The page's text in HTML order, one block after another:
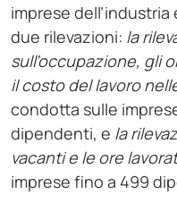
imprese dell’industria
due rilevazioni: la
sull’occupazione, gli
il costo del lavoro
condotta sulle
dipendenti, e la
vacanti e le ore
imprese fino a 499